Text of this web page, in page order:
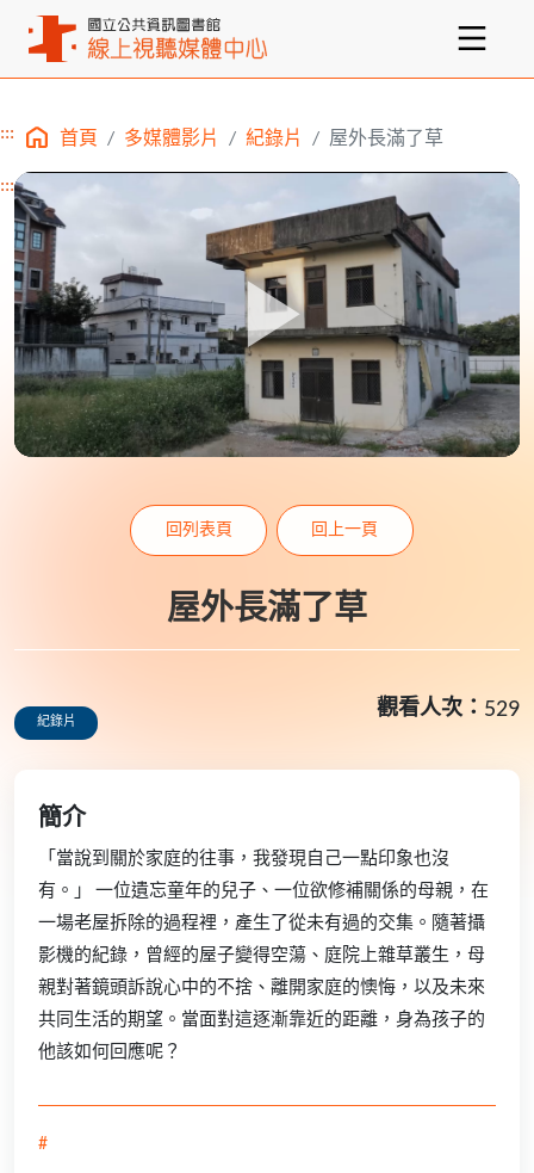
主要內容區塊
::: 首頁 多媒體影片 紀錄片 屋外長滿了草
:::
屋外長滿了草
回列表頁 回上一頁
紀錄片
觀看人次： 529
簡介
「當說到關於家庭的往事，我發現自己一點印象也沒
有。」 一位遺忘童年的兒子、一位欲修補關係的母親，在
一場老屋拆除的過程裡，產生了從未有過的交集。隨著攝
影機的紀錄，曾經的屋子變得空蕩、庭院上雜草叢生，母
親對著鏡頭訴說心中的不捨、離開家庭的懊悔，以及未來
共同生活的期望。當面對這逐漸靠近的距離，身為孩子的
他該如何回應呢？
#